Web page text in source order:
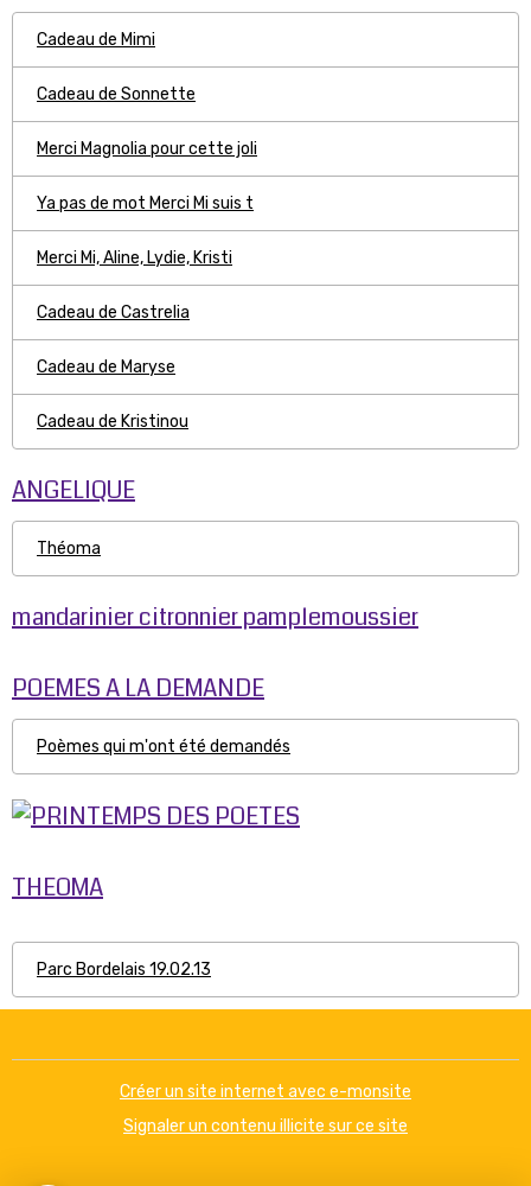
Cadeau de Mimi
Cadeau de Sonnette
Merci Magnolia pour cette joli
Ya pas de mot Merci Mi suis t
Merci Mi, Aline, Lydie, Kristi
Cadeau de Castrelia
Cadeau de Maryse
Cadeau de Kristinou
ANGELIQUE
Théoma
mandarinier citronnier pamplemoussier
POEMES A LA DEMANDE
Poèmes qui m'ont été demandés
THEOMA
Parc Bordelais 19.02.13
Créer un site internet avec e-monsite
Signaler un contenu illicite sur ce site